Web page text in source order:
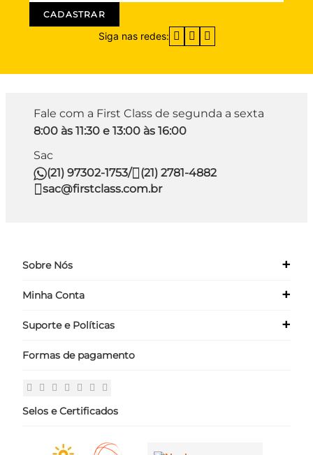
CADASTRAR
Siga nas redes:
Fale com a First Class de segunda a sexta
8:00 às 11:30 e 13:00 às 16:00
Sac
(21) 97302-1753/
(21) 2781-4882
sac@firstclass.com.br
Sobre Nós +
Quem Somos
Minha Conta +
Meus Dados
Suporte e Políticas +
Políticas
Fale Conosco
Formas de pagamento
Selos e Certificados